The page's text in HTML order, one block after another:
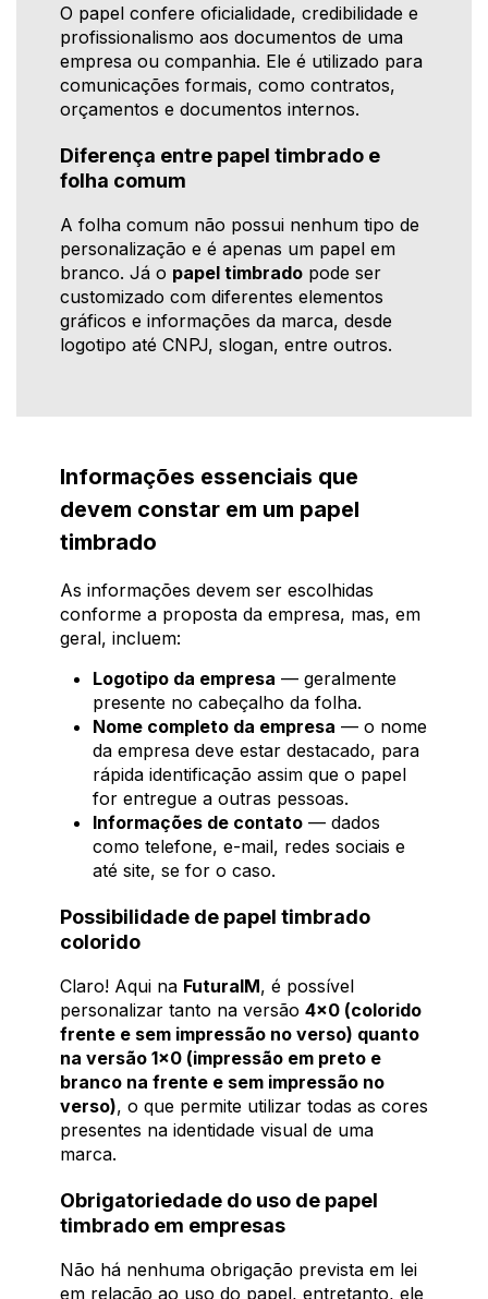
O papel confere oficialidade, credibilidade e
profissionalismo aos documentos de uma
empresa ou companhia. Ele é utilizado para
comunicações formais, como contratos,
orçamentos e documentos internos.
Diferença entre papel timbrado e
folha comum
A folha comum não possui nenhum tipo de
personalização e é apenas um papel em
branco. Já o papel timbrado pode ser
customizado com diferentes elementos
gráficos e informações da marca, desde
logotipo até CNPJ, slogan, entre outros.
Informações essenciais que
devem constar em um papel
timbrado
As informações devem ser escolhidas
conforme a proposta da empresa, mas, em
geral, incluem:
Logotipo da empresa — geralmente
presente no cabeçalho da folha.
Nome completo da empresa — o nome
da empresa deve estar destacado, para
rápida identificação assim que o papel
for entregue a outras pessoas.
Informações de contato — dados
como telefone, e-mail, redes sociais e
até site, se for o caso.
Possibilidade de papel timbrado
colorido
Claro! Aqui na FuturaIM, é possível
personalizar tanto na versão 4x0 (colorido
frente e sem impressão no verso) quanto
na versão 1x0 (impressão em preto e
branco na frente e sem impressão no
verso), o que permite utilizar todas as cores
presentes na identidade visual de uma
marca.
Obrigatoriedade do uso de papel
timbrado em empresas
Não há nenhuma obrigação prevista em lei
em relação ao uso do papel, entretanto, ele